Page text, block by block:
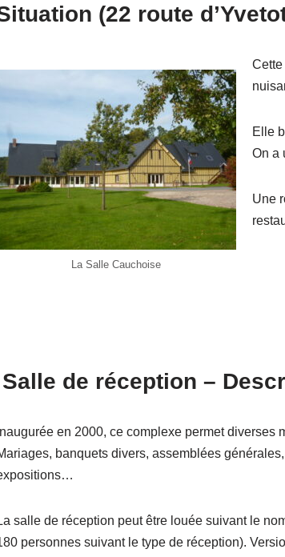
(22 route
La Salle Cauchoise
Elle
On a
Une
Salle de réception –
Inaugurée en 2000, ce complexe permet diverses
banquets divers, assemblées
salle de réception peut être louée suivant le
personnes suivant le type de réception).